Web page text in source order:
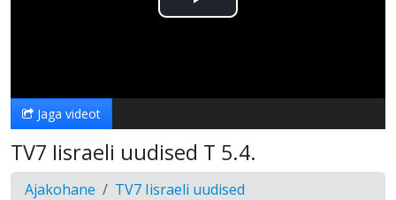
Esita
Jaga videot
TV7 Iisraeli uudised T 5.4.
Ajakohane TV7 Iisraeli uudised